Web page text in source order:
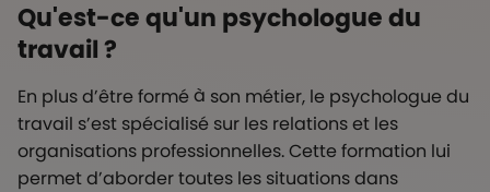
Qu'est-ce qu'un psychologue du
travail ?
En plus d’être formé à son métier, le psychologue du
travail s’est spécialisé sur les relations et les
organisations professionnelles. Cette formation lui
permet d’aborder toutes les situations dans